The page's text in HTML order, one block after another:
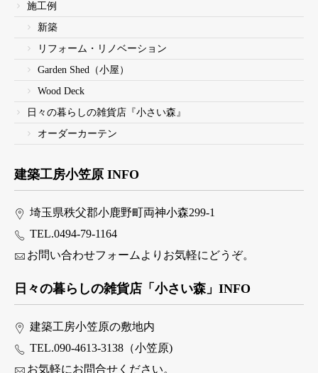
施工例
新築
リフォーム・リノベーション
Garden Shed（小屋）
Wood Deck
日々の暮らしの雑貨店『小さい森』
オーダーカーテン
建築工房小笠原 INFO
埼玉県秩父郡小鹿野町両神小森299-1
TEL.0494-79-1164
お問い合わせフォームよりお気軽にどうぞ。
日々の暮らしの雑貨店「小さい森」INFO
建築工房小笠原の敷地内
TEL.090-4613-3138（小笠原)
お気軽にお問合せください。